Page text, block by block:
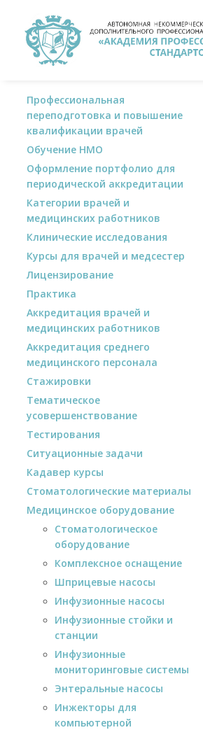
Профессиональная
переподготовка и повышение
квалификации врачей
Обучение НМО
Оформление портфолио для
периодической аккредитации
Категории врачей и
медицинских работников
Клинические исследования
Курсы для врачей и медсестер
Лицензирование
Практика
Аккредитация врачей и
медицинских работников
Аккредитация среднего
медицинского персонала
Стажировки
Тематическое
усовершенствование
Тестирования
Ситуационные задачи
Кадавер курсы
Стоматологические материалы
Медицинское оборудование
Стоматологическое
оборудование
Комплексное оснащение
Шприцевые насосы
Инфузионные насосы
Инфузионные стойки и
станции
Инфузионные
мониторинговые системы
Энтеральные насосы
Инжекторы для
компьютерной